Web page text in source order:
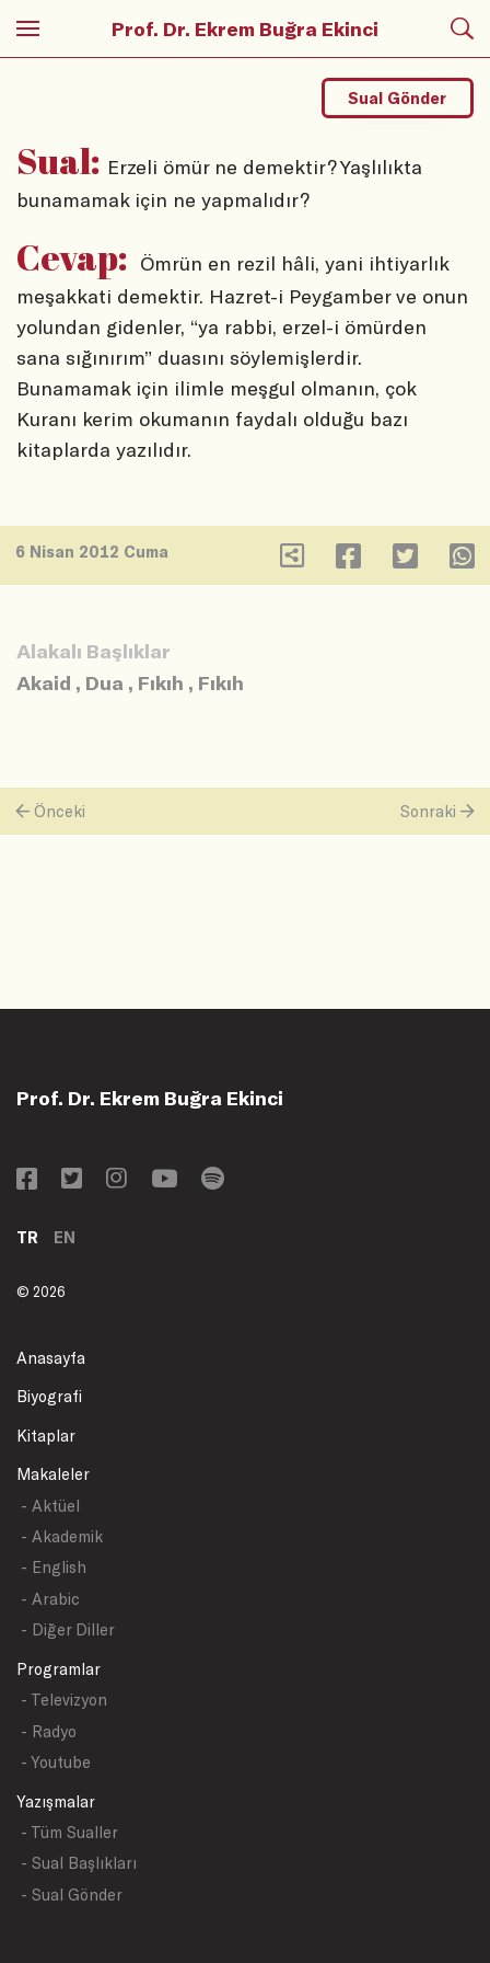
Prof. Dr. Ekrem Buğra Ekinci
Sual: Erzeli ömür ne demektir? Yaşlılıkta
bunamamak için ne yapmalıdır?
Sual Gönder
Cevap: Ömrün en rezil hâli, yani ihtiyarlık
meşakkati demektir. Hazret-i Peygamber ve onun
yolundan gidenler, “ya rabbi, erzel-i ömürden
sana sığınırım” duasını söylemişlerdir.
Bunamamak için ilimle meşgul olmanın, çok
Kuranı kerim okumanın faydalı olduğu bazı
kitaplarda yazılıdır.
6 Nisan 2012 Cuma
Alakalı Başlıklar
Akaid , Dua , Fıkıh , Fıkıh
Önceki Sonraki
Prof. Dr. Ekrem Buğra Ekinci
TR EN
© 2026
Anasayfa
Biyografi
Kitaplar
Makaleler
- Aktüel
- Akademik
- English
- Arabic
- Diğer Diller
Programlar
- Televizyon
- Radyo
- Youtube
Yazışmalar
- Tüm Sualler
- Sual Başlıkları
- Sual Gönder